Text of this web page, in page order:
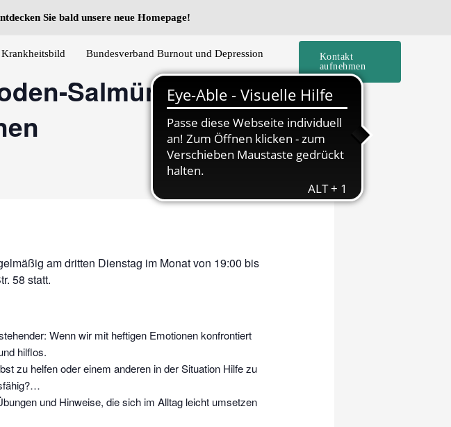
Sie bald unsere neue Homepage!
Bundesverband Burnout und Depression
Kontakt
aufnehmen
Salmünster –
am dritten Dienstag im Monat von 19:00 bis
58 statt.
Wenn wir mit heftigen Emotionen konfrontiert
hilflos.
zu helfen oder einem anderen in der Situation Hilfe zu
und Hinweise, die sich im Alltag leicht umsetzen